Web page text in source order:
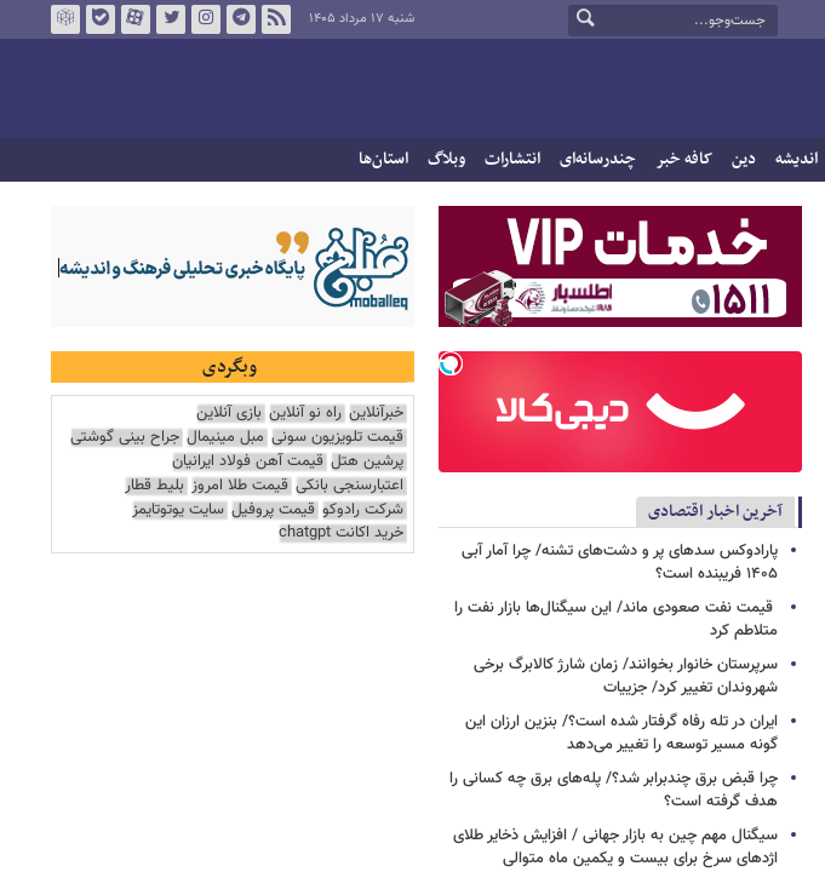
شنبه ۱۷ مرداد ۱۴۰۵
اندیشه دین کافه خبر چندرسانه‌ای انتشارات وبلاگ استان‌ها
آخرین اخبار اقتصادی
پارادوکس سدهای پر و دشت‌های تشنه/ چرا آمار آبی
۱۴۰۵ فریبنده است؟
قیمت نفت صعودی ماند/ این سیگنال‌ها بازار نفت را
متلاطم کرد
سرپرستان خانوار بخوانند/ زمان شارژ کالابرگ برخی
شهروندان تغییر کرد/ جزییات
ایران در تله رفاه گرفتار شده است؟/ بنزین ارزان این
گونه مسیر توسعه را تغییر می‌دهد
چرا قبض برق چندبرابر شد؟/ پله‌های برق چه کسانی را
هدف گرفته است؟
سیگنال‌ مهم چین به بازار جهانی / افزایش ذخایر طلای
اژدهای سرخ برای بیست و یکمین ماه متوالی
وبگردی
خبرآنلاین راه نو آنلاین بازی آنلاین
قیمت تلویزیون سونی مبل مینیمال جراح بینی گوشتی
پرشین هتل قیمت آهن فولاد ایرانیان
اعتبارسنجی بانکی قیمت طلا امروز بلیط قطار
شرکت رادوکو قیمت پروفیل سایت یوتوتایمز
خرید اکانت chatgpt